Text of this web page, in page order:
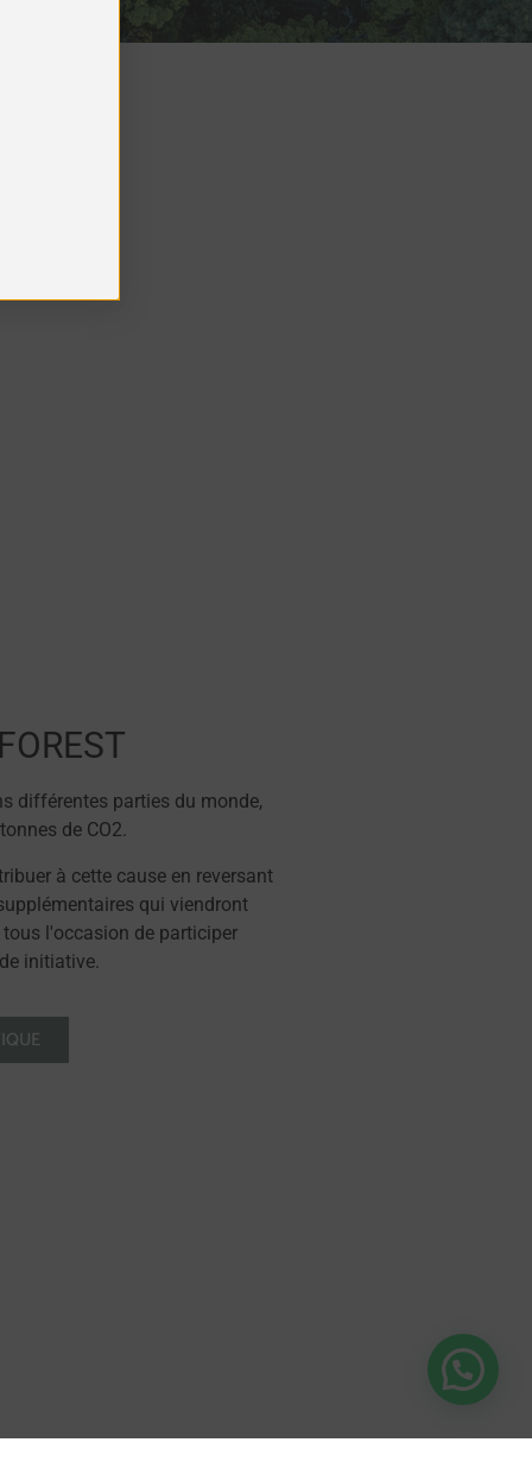
différentes parties du monde,
de CO2.
à cette cause en reversant
qui viendront
l'occasion de participer
initiative.